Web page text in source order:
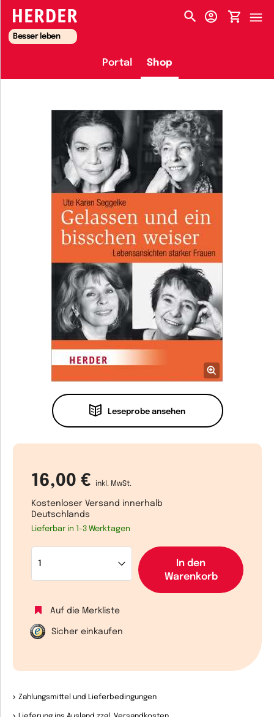
HERDER-MENÜ
Besser leben
Portal Shop
Leseprobe ansehen
16,00 € inkl. MwSt.
Kostenloser Versand innerhalb
Deutschlands
Lieferbar in 1-3 Werktagen
In den
Warenkorb
Auf die Merkliste
Sicher einkaufen
Zahlungsmittel und Lieferbedingungen